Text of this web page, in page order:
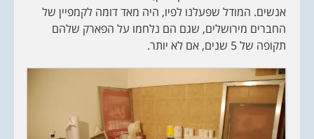
אנשים. המודל שפעלנו לפיו, היה מאד דומה לקמפיין של
החברים מירושלים, שגם הם נלחמו על הפארק שלהם
תקופה של 5 שנים, אם לא יותר.